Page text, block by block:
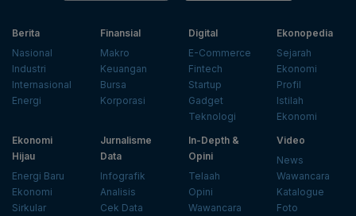
Berita
Nasional
Industri
Internasional
Energi
Finansial
Makro
Keuangan
Bursa
Korporasi
Digital
E-Commerce
Fintech
Startup
Gadget
Teknologi
Ekonopedia
Sejarah
Ekonomi
Profil
Istilah
Ekonomi
Ekonomi
Hijau
Energi Baru
Ekonomi
Sirkular
Jurnalisme
Data
Infografik
Analisis
Cek Data
In-Depth &
Opini
Telaah
Opini
Wawancara
Video
News
Wawancara
Katalogue
Foto